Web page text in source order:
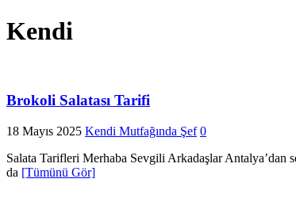
Kendi
Brokoli Salatası Tarifi
18 Mayıs 2025 Kendi Mutfağında Şef 0
Salata Tarifleri Merhaba Sevgili Arkadaşlar Antalya’dan
da [Tümünü Gör]